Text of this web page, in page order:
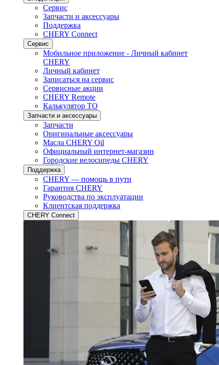
Сервис
Запчасти и аксессуары
Поддержка
CHERY Connect
Сервис
Мобильное приложение - Личный кабинет
CHERY
Личный кабинет
Записаться на сервис
Сервисные акции
CHERY Remote
Калькулятор ТО
Запчасти и аксессуары
Запчасти
Оригинальные аксессуары
Масла CHERY Oil
Официальный интернет-магазин
Городские велосипеды CHERY
Поддержка
CHERY — помощь в пути
Гарантия CHERY
Руководства по эксплуатации
Клиентская поддержка
CHERY Connect